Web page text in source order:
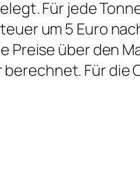
Für jede
um 5 Euro
Preise über den
Für die